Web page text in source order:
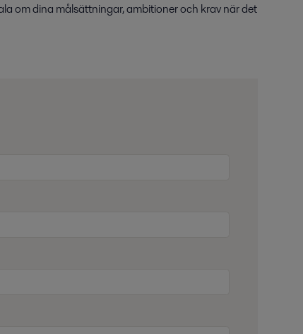
om dina målsättningar, ambitioner och krav när det